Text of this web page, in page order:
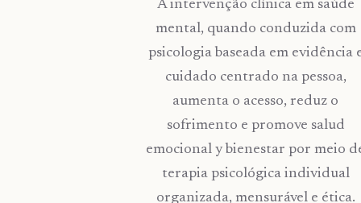
A intervenção clínica em saúde
mental, quando conduzida com
psicologia baseada em evidência
cuidado centrado na pessoa,
aumenta o acesso, reduz o
sofrimento e promove salud
emocional y bienestar por meio
terapia psicológica individual
organizada, mensurável e ética.